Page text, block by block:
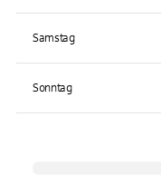
Samstag
Sonntag